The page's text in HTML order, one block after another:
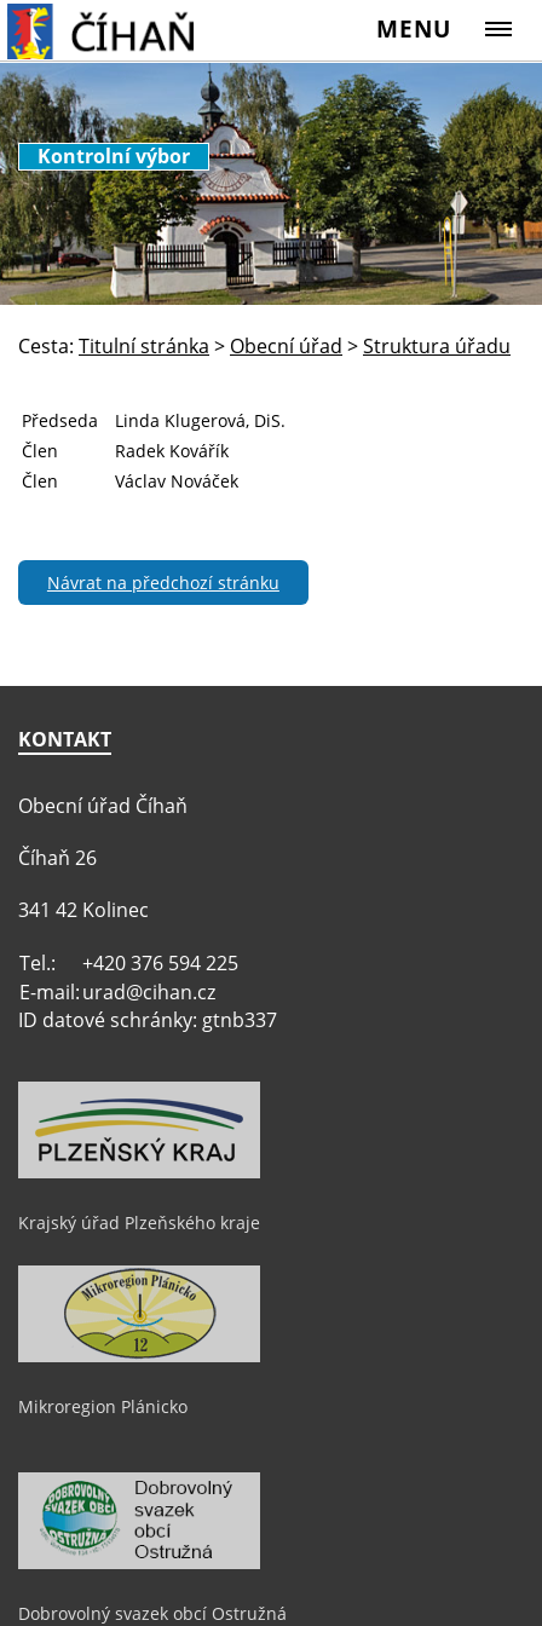
MENU
Kontrolní výbor
Cesta: Titulní stránka > Obecní úřad >Struktura úřadu
Předseda
Linda Klugerová, DiS.
Člen
Radek Kovářík
Člen
Václav Nováček
Návrat na předchozí stránku
KONTAKT
Obecní úřad Číhaň
Číhaň 26
341 42 Kolinec
Tel.:
+420 376 594 225
E-mail:urad@cihan.cz
ID datové schránky: gtnb337
Krajský úřad Plzeňského kraje
Mikroregion Plánicko
Dobrovolný svazek obcí Ostružná